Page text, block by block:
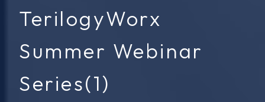
TerilogyWorx
Summer Webinar
Series(1)